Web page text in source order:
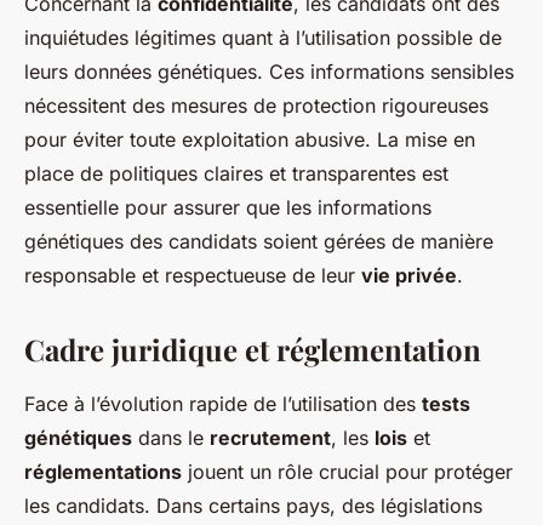
inquiétudes légitimes quant à l’utilisation possible de
leurs données génétiques. Ces informations sensibles
nécessitent des mesures de protection rigoureuses
pour éviter toute exploitation abusive. La mise en
place de politiques claires et transparentes est
essentielle pour assurer que les informations
génétiques des candidats soient gérées de manière
responsable et respectueuse de leur vie privée.
Cadre juridique et réglementation
Face à l’évolution rapide de l’utilisation des tests
génétiques dans le recrutement, les lois et
réglementations jouent un rôle crucial pour protéger
les candidats. Dans certains pays, des législations